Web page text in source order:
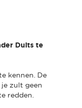
Duits te
kennen. De
je zult geen
redden.